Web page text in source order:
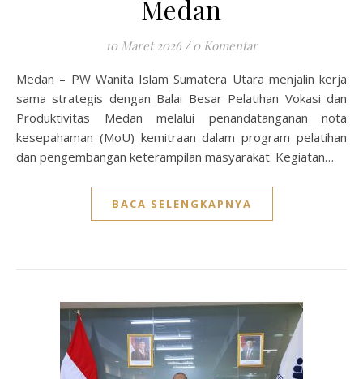
Medan
10 Maret 2026 / 0 Komentar
Medan – PW Wanita Islam Sumatera Utara menjalin kerja
sama strategis dengan Balai Besar Pelatihan Vokasi dan
Produktivitas Medan melalui penandatanganan nota
kesepahaman (MoU) kemitraan dalam program pelatihan
dan pengembangan keterampilan masyarakat. Kegiatan…
BACA SELENGKAPNYA